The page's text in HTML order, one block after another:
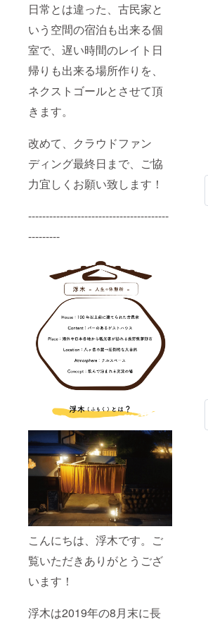
日常とは違った、古民家と
いう空間の宿泊も出来る個
室で、遅い時間のレイト日
帰りも出来る場所作りを、
ネクストゴールとさせて頂
きます。
改めて、クラウドファン
ディング最終日まで、ご協
力宜しくお願い致します！
----------------------------------------
---------
こんにちは、浮木です。ご
覧いただきありがとうござ
います！
浮木は2019年の8月末に長